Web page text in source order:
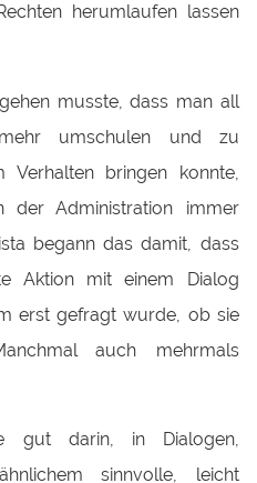
herumlaufen lassen
musste, dass man all
umschulen und zu
Verhalten bringen konnte,
der Administration immer
begann das damit, dass
Aktion mit einem Dialog
erst gefragt wurde, ob sie
auch mehrmals
gut darin, in Dialogen,
sinnvolle, leicht